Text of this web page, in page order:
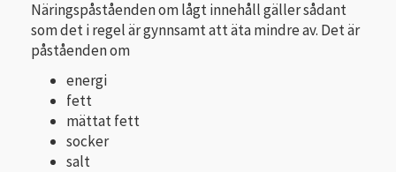
Näringspåståenden om lågt innehåll gäller sådant
som det i regel är gynnsamt att äta mindre av. Det är
påståenden om
energi
fett
mättat fett
socker
salt